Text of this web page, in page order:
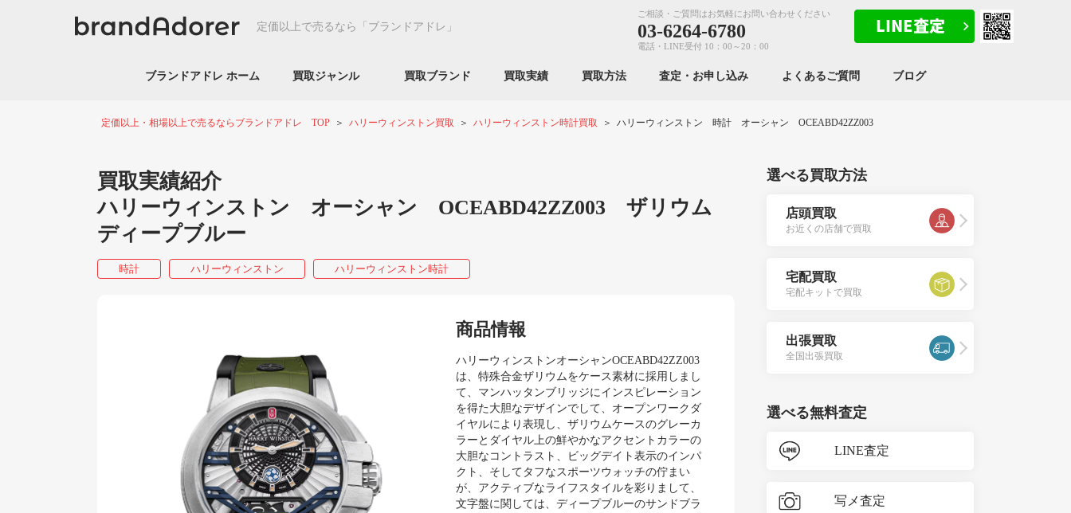
定価以上で売るなら 「ブランドアドレ」
ご相談・ご質問はお気軽にお問い合わせください
03-6264-6780
電話・LINE受付 10：00～20：00
ブランドアドレ ホーム 買取ジャンル 買取ブランド 買取実績 買取方法 査定・お申し込み よくあるご質問 ブログ
定価以上・相場以上で売るならブランドアドレ TOP ハリーウィンストン買取 ハリーウィンストン時計買取 ハリーウィンストン 時計 オーシャン OCEABD42ZZ003
買取実績紹介
ハリーウィンストン オーシャン OCEABD42ZZ003 ザリウム
ディープブルー
時計 ハリーウィンストン ハリーウィンストン時計
商品情報
ハリーウィンストンオーシャンOCEABD42ZZ003
は、特殊合金ザリウムをケース素材に採用しまし
て、マンハッタンブリッジにインスピレーション
を得た大胆なデザインでして、オープンワークダ
イヤルにより表現し、ザリウムケースのグレーカ
ラーとダイヤル上の鮮やかなアクセントカラーの
大胆なコントラスト、ビッグデイト表示のインパ
クト、そしてタフなスポーツウォッチの佇まい
が、アクティブなライフスタイルを彩りまして、
文字盤に関しては、ディープブルーのサンドブラ
選べる買取方法
店頭買取
お近くの店舗で買取
宅配買取
宅配キットで買取
出張買取
全国出張買取
選べる無料査定
LINE査定
写メ査定